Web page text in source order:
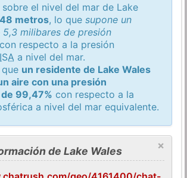
el nivel del mar de Lake
48 metros, lo quesupone un
5,3 milibares de presión
con respecto a la presión
ISA a nivel del mar.
un residente de Lake Wales
aire con una presión
99,47% con respecto a la
a nivel del mar equivalente.
×
de Lake Wales